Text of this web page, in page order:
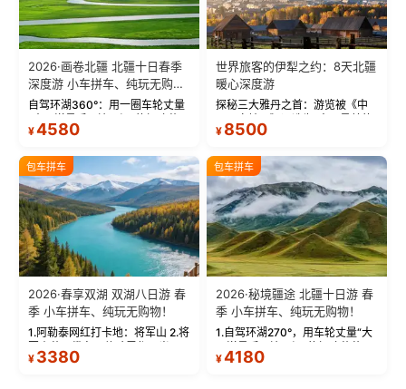
2026·画卷北疆 北疆十日春季
深度游 小车拼车、纯玩无购
物！
自驾环湖360°：用一圈车轮丈量
“大西洋最后一滴眼泪”的极致蔚
蓝。 赛湖旅拍：甄选多款风格服
绝美瞬间。 赛湖坦克300跟车视
频：专业摄影师...
¥4580
世界旅客的伊犁之约：8天北疆
暖心深度游
探秘三大雅丹之首：游览被《中
国国家地理》评选为“中国最美的
三大雅丹”第一名的克拉玛依魔鬼
瓦人最大村落——禾木村，欣赏
晨雾与小木...
¥ 8500
包车拼车
2026·春享双湖 双湖八日游 春
季 小车拼车、纯玩无购物！
1.阿勒泰网红打卡地：将军山 2.将
将军山，夕阳派对，蹦迪party 4.
¥ 3380
包车拼车
2026·秘境疆途 北疆十日游 春
季 小车拼车、纯玩无购物！
1.自驾环湖270°，用车轮丈量“大
让雪山、花海与深邃湖水在转弯
¥4180